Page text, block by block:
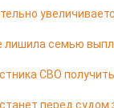
семью
СВО
перед судом